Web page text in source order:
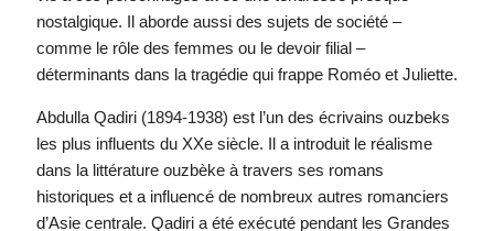
nostalgique. Il aborde aussi des sujets de société –
comme le rôle des femmes ou le devoir filial –
déterminants dans la tragédie qui frappe Roméo et Juliette.
Abdulla Qadiri (1894-1938) est l’un des écrivains ouzbeks
les plus influents du XXe siècle. Il a introduit le réalisme
dans la littérature ouzbèke à travers ses romans
historiques et a influencé de nombreux autres romanciers
d’Asie centrale. Qadiri a été exécuté pendant les Grandes